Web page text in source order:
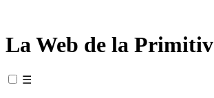
La Web de la
☰